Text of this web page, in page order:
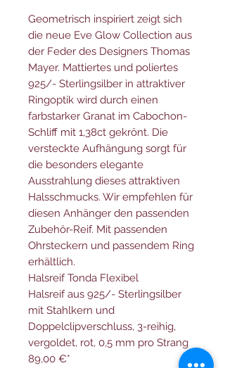
Geometrisch inspiriert zeigt sich
die neue Eve Glow Collection aus
der Feder des Designers Thomas
Mayer. Mattiertes und poliertes
925/- Sterlingsilber in attraktiver
Ringoptik wird durch einen
farbstarker Granat im Cabochon-
Schliff mit 1,38ct gekrönt. Die
versteckte Aufhängung sorgt für
die besonders elegante
Ausstrahlung dieses attraktiven
Halsschmucks. Wir empfehlen für
diesen Anhänger den passenden
Zubehör-Reif. Mit passenden
Ohrsteckern und passendem Ring
erhältlich.
Halsreif Tonda Flexibel
Halsreif aus 925/- Sterlingsilber
mit Stahlkern und
Doppelclipverschluss, 3-reihig,
vergoldet, rot, 0,5 mm pro Strang
89,00 €*